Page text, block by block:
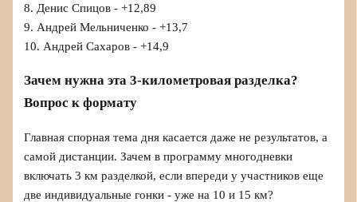
8. Денис Спицов - +12,89
9. Андрей Мельниченко - +13,7
10. Андрей Сахаров - +14,9
Зачем нужна эта 3-километровая разделка?
Вопрос к формату
Главная спорная тема дня касается даже не результатов, а
самой дистанции. Зачем в программу многодневки
включать 3 км разделкой, если впереди у участников еще
две индивидуальные гонки - уже на 10 и 15 км?